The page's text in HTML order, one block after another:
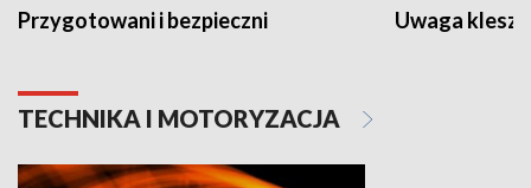
Przygotowani i bezpieczni Uwaga
TECHNIKA I MOTORYZACJA